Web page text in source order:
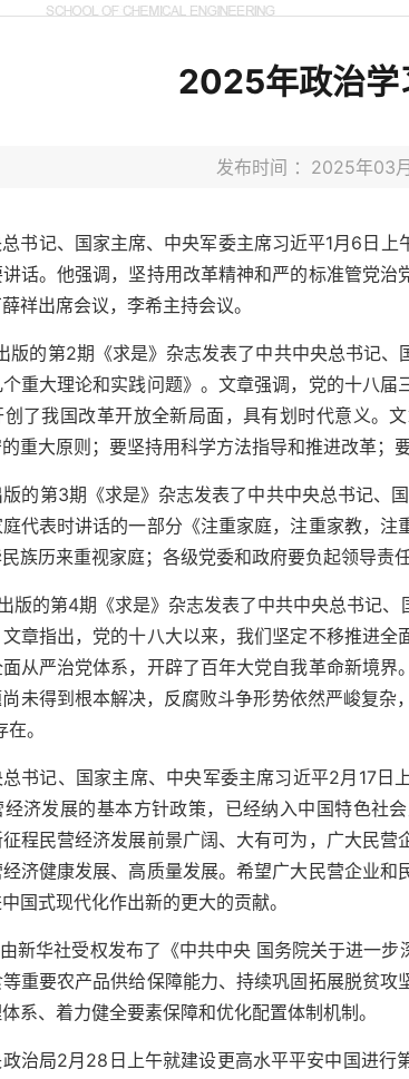
2025年政治学
发布时间 ：2025年
书记、国家主席、中央军委主席习近平1月6日
话。他强调，坚持用改革精神和严的标准管党
祥出席会议，李希主持会议。
版的第2期《求是》杂志发表了中共中央总书记
重大理论和实践问题》。文章强调，党的十八
了我国改革开放全新局面，具有划时代意义。
重大原则；要坚持用科学方法指导和推进改革；
版的第3期《求是》杂志发表了中共中央总书记、
代表时讲话的一部分《注重家庭，注重家教，
族历来重视家庭；各级党委和政府要负起领导责
版的第4期《求是》杂志发表了中共中央总书记
章指出，党的十八大以来，我们坚定不移推进
从严治党体系，开辟了百年大党自我革命新境
未得到根本解决，反腐败斗争形势依然严峻复杂
。
书记、国家主席、中央军委主席习近平2月17
济发展的基本方针政策，已经纳入中国特色社
程民营经济发展前景广阔、大有可为，广大民
济健康发展、高质量发展。希望广大民营企业
国式现代化作出新的更大的贡献。
新华社受权发布了《中共中央 国务院关于进一步
重要农产品供给保障能力、持续巩固拓展脱贫
系、着力健全要素保障和优化配置体制机制。
治局2月28日上午就建设更高水平平安中国进